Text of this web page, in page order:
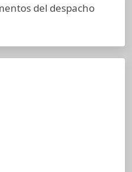
del despacho